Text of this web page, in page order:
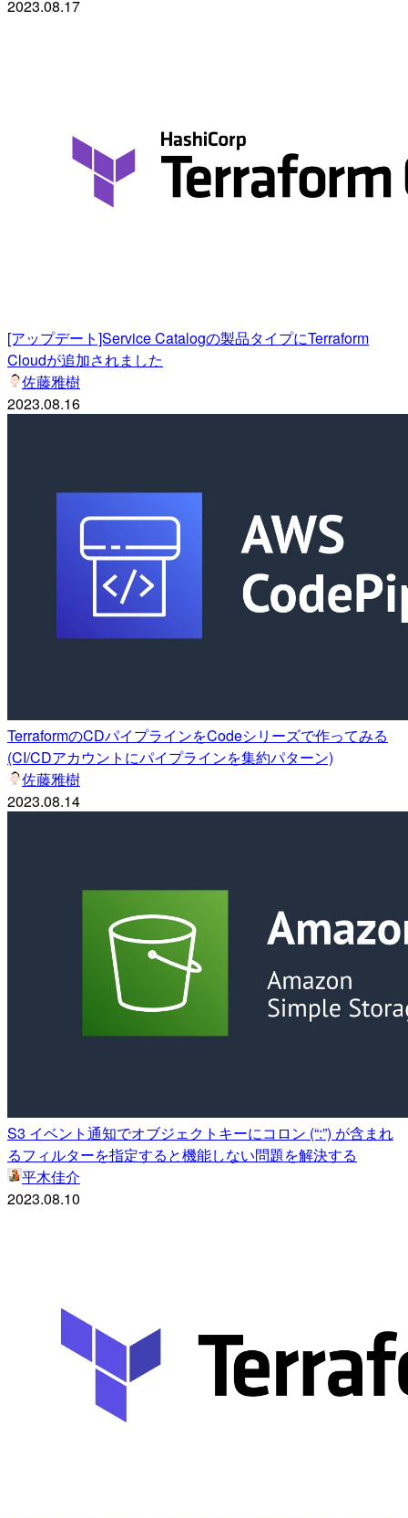
2023.08.17
[アップデート]Service Catalogの製品タイプにTerraform
Cloudが追加されました
佐藤雅樹
2023.08.16
TerraformのCDパイプラインをCodeシリーズで作ってみる
(CI/CDアカウントにパイプラインを集約パターン)
佐藤雅樹
2023.08.14
S3 イベント通知でオブジェクトキーにコロン (“:”) が含まれ
るフィルターを指定すると機能しない問題を解決する
平木佳介
2023.08.10